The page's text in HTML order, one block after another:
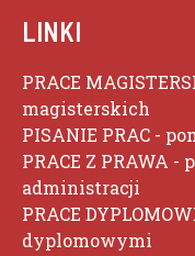
LINKI
PRACE
magisterskich
PISANIE PRAC -
PRACE Z PRAWA -
administracji
PRACE
dyplomowymi